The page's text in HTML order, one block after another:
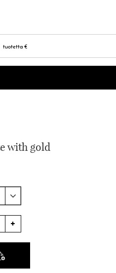
tuotetta €
with gold